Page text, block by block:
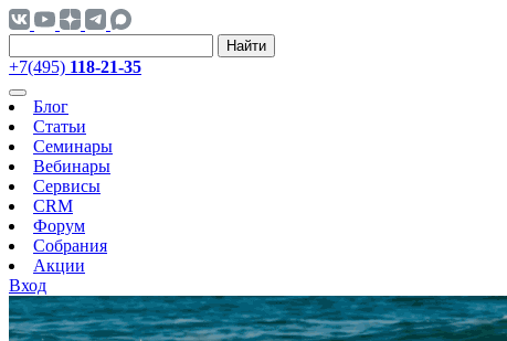
Найти
+7(495) 118-21-35
Блог
Статьи
Семинары
Вебинары
Сервисы
CRM
Форум
Собрания
Акции
Вход